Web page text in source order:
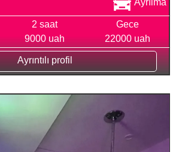
2 saat
9000 uah
Gece
22000 uah
Ayrıntılı profil